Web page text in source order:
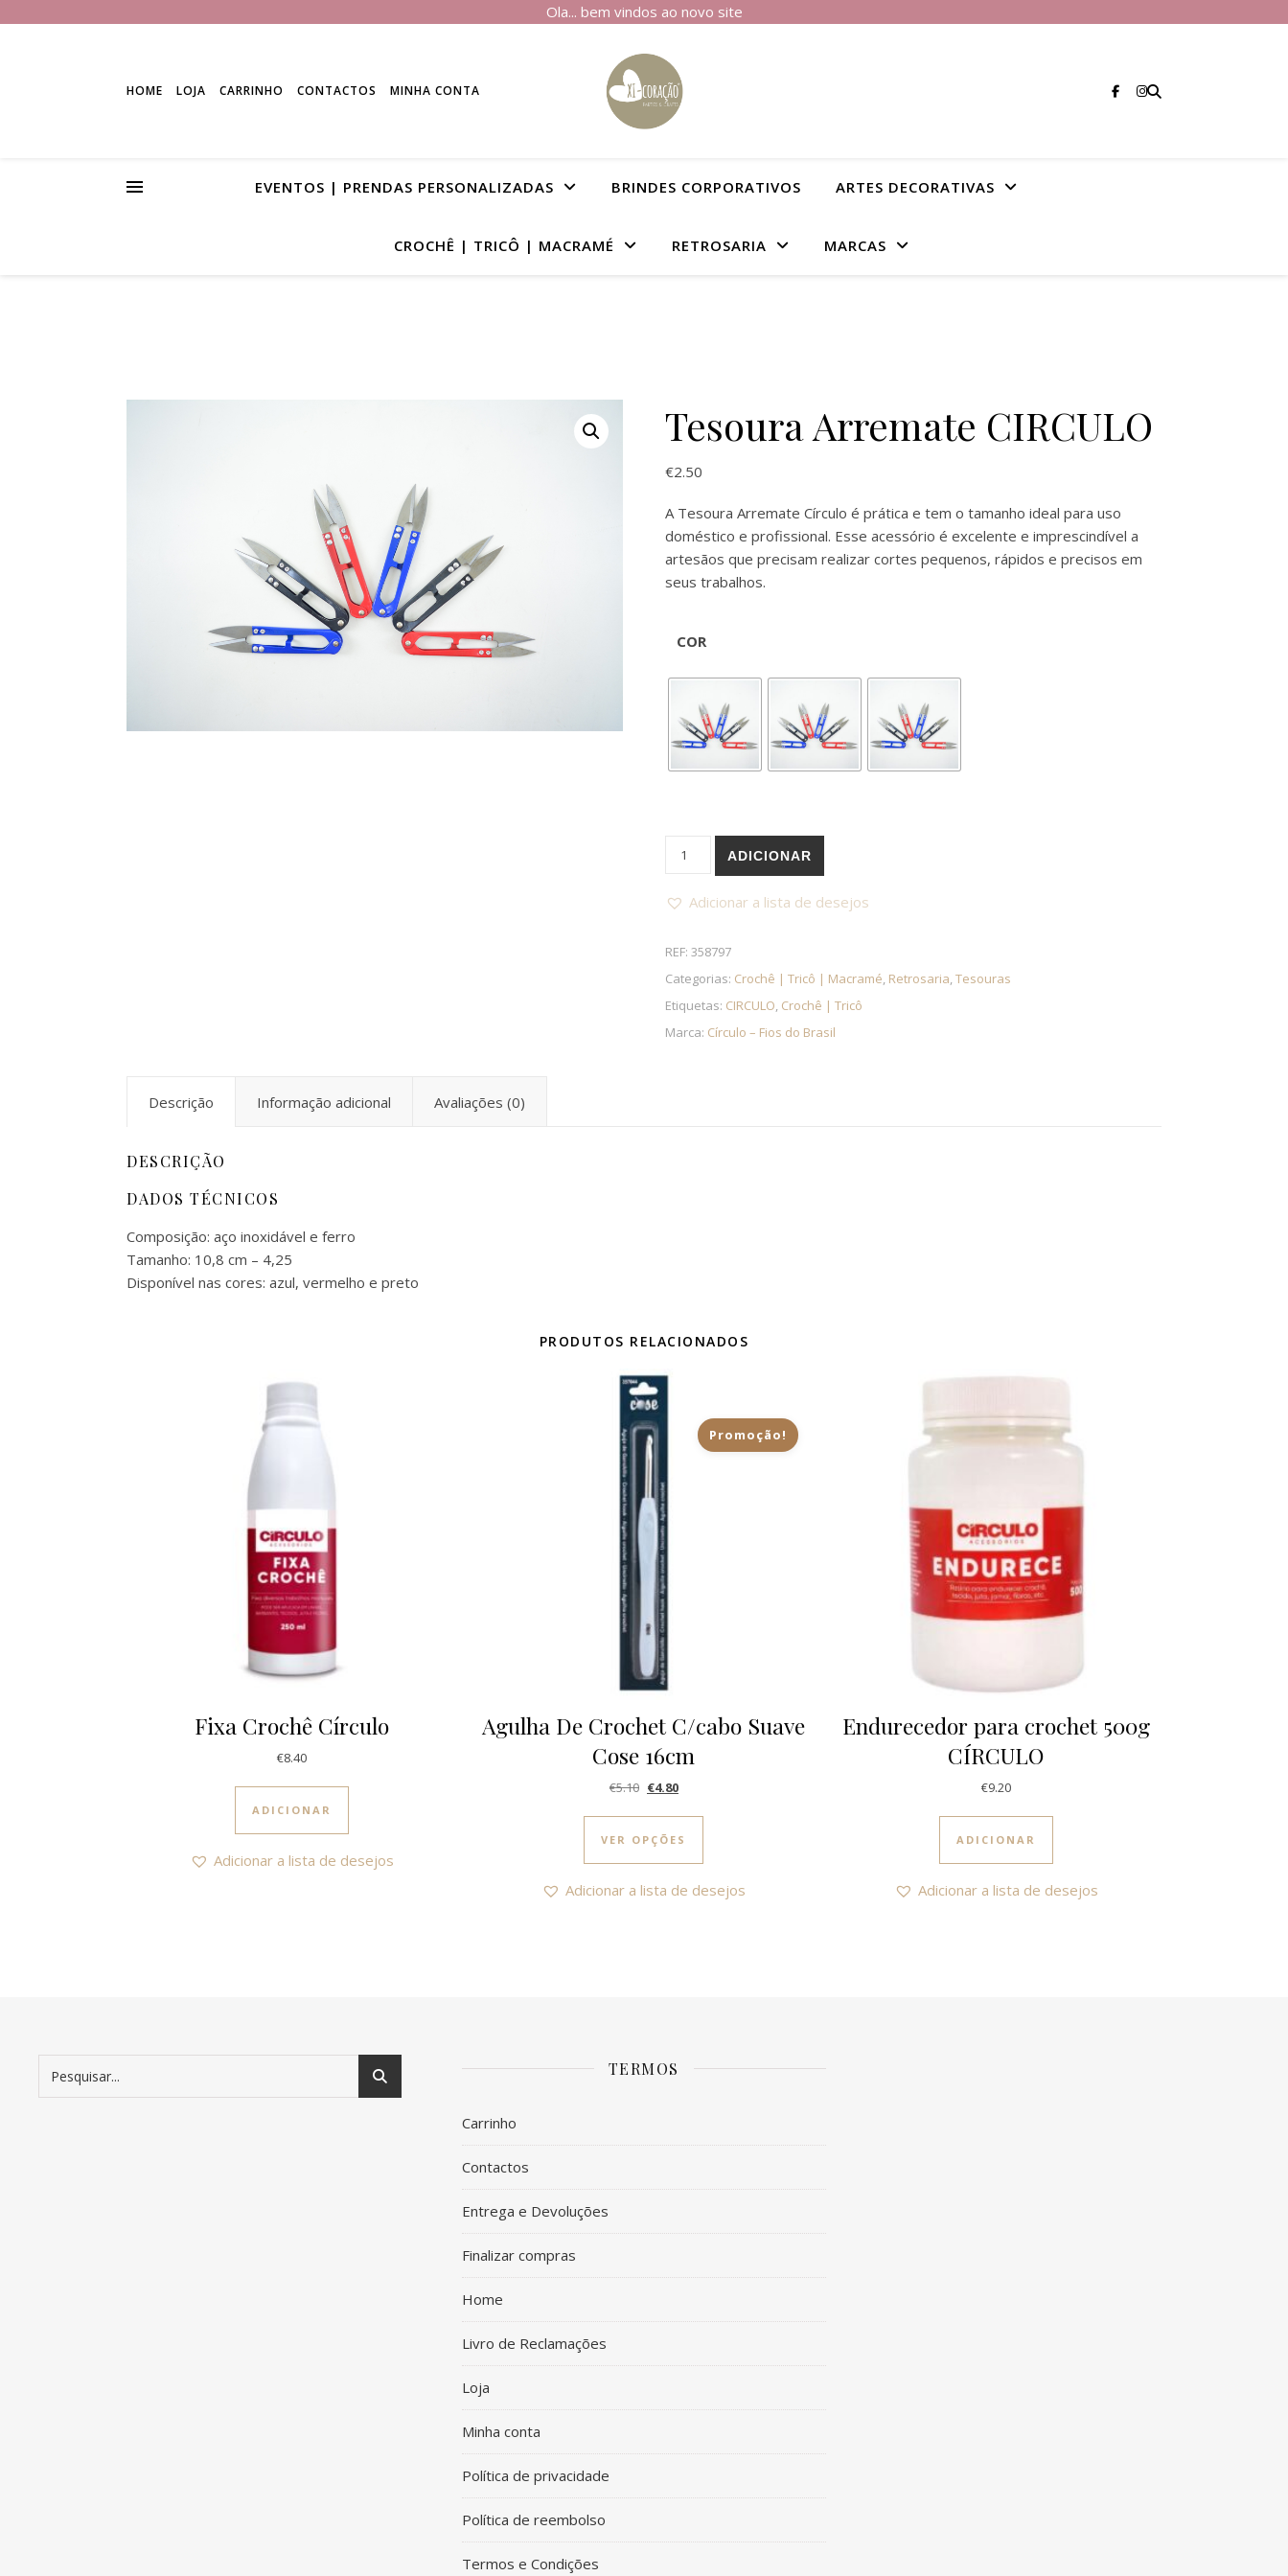
Ola... bem vindos ao novo site
HOME LOJA CARRINHO CONTACTOS MINHA CONTA
EVENTOS | PRENDAS PERSONALIZADAS BRINDES CORPORATIVOS ARTES DECORATIVAS
CROCHÊ | TRICÔ | MACRAMÉ RETROSARIA MARCAS
Tesoura Arremate CIRCULO
€2.50
A Tesoura Arremate Círculo é prática e tem o tamanho ideal para uso
doméstico e profissional. Esse acessório é excelente e imprescindível a
artesãos que precisam realizar cortes pequenos, rápidos e precisos em
seus trabalhos.
COR
Quantidade de Tesoura Arremate CIRCULO
ADICIONAR
Adicionar a lista de desejos
REF: 358797
Categorias: Crochê | Tricô | Macramé, Retrosaria,Tesouras
Etiquetas: CIRCULO, Crochê | Tricô
Marca: Círculo – Fios do Brasil
Descrição Informação adicional Avaliações (0)
DESCRIÇÃO
DADOS TÉCNICOS
Composição: aço inoxidável e ferro
Tamanho: 10,8 cm – 4,25
Disponível nas cores: azul, vermelho e preto
PRODUTOS RELACIONADOS
Fixa Crochê Círculo
€8.40
ADICIONAR
Adicionar a lista de desejos
Promoção!
Agulha De Crochet C/cabo Suave
Cose 16cm
€5.10 O preço original era: €5.10.
€4.80O preço atual é: €4.80.
VER OPÇÕES
This product has multiple variants. The options may be chosen on the product page
Adicionar a lista de desejos
Endurecedor para crochet 500g
CÍRCULO
€9.20
ADICIONAR
Adicionar a lista de desejos
TERMOS
Carrinho
Contactos
Entrega e Devoluções
Finalizar compras
Home
Livro de Reclamações
Loja
Minha conta
Política de privacidade
Política de reembolso
Termos e Condições